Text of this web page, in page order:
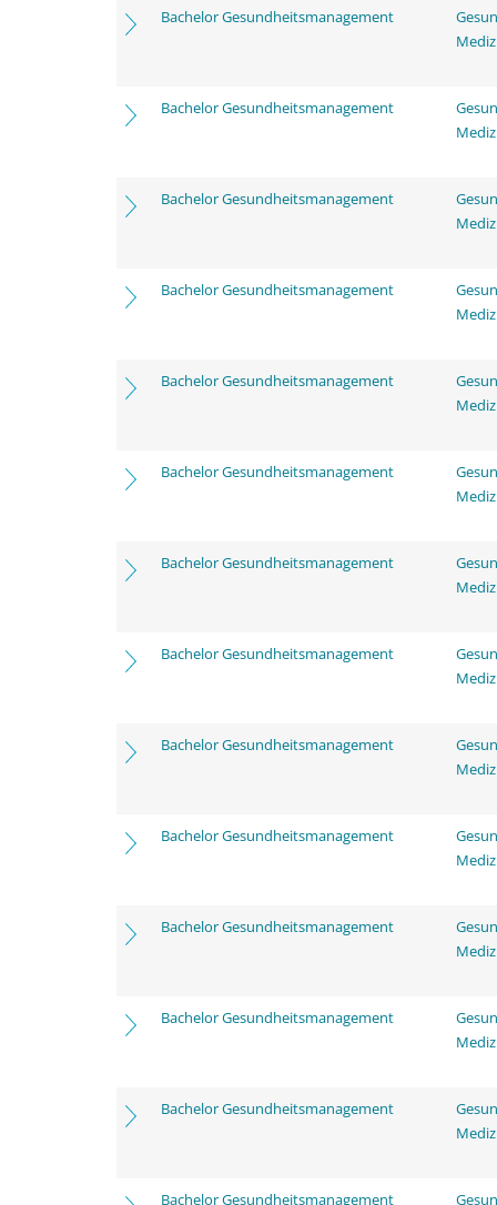
Bachelor Gesundheitsmanagement
Bachelor Gesundheitsmanagement
Bachelor Gesundheitsmanagement
Bachelor Gesundheitsmanagement
Bachelor Gesundheitsmanagement
Bachelor Gesundheitsmanagement
Bachelor Gesundheitsmanagement
Bachelor Gesundheitsmanagement
Bachelor Gesundheitsmanagement
Bachelor Gesundheitsmanagement
Bachelor Gesundheitsmanagement
Bachelor Gesundheitsmanagement
Bachelor Gesundheitsmanagement
Bachelor Gesundheitsmanagement